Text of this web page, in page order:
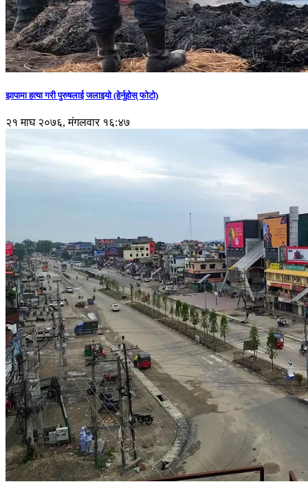
झापामा हत्या गरी पुरुषलाई जलाइयो (हेर्नुहाेस् फाेटाे)
२१ माघ २०७६, मंगलवार १६:४७